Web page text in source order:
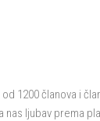
1200 članova i
ljubav prema